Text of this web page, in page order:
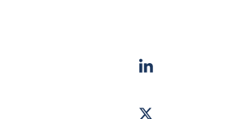
LinkedIn
Twitter